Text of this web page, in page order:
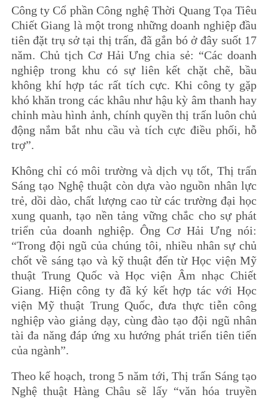
Công ty Cổ phần Công nghệ Thời Quang Tọa Tiêu
Chiết Giang là một trong những doanh nghiệp đầu
tiên đặt trụ sở tại thị trấn, đã gắn bó ở đây suốt 17
năm. Chủ tịch Cơ Hải Ưng chia sẻ: “Các doanh
nghiệp trong khu có sự liên kết chặt chẽ, bầu
không khí hợp tác rất tích cực. Khi công ty gặp
khó khăn trong các khâu như hậu kỳ âm thanh hay
chỉnh màu hình ảnh, chính quyền thị trấn luôn chủ
động nắm bắt nhu cầu và tích cực điều phối, hỗ
trợ”.
Không chỉ có môi trường và dịch vụ tốt, Thị trấn
Sáng tạo Nghệ thuật còn dựa vào nguồn nhân lực
trẻ, dồi dào, chất lượng cao từ các trường đại học
xung quanh, tạo nền tảng vững chắc cho sự phát
triển của doanh nghiệp. Ông Cơ Hải Ưng nói:
“Trong đội ngũ của chúng tôi, nhiều nhân sự chủ
chốt về sáng tạo và kỹ thuật đến từ Học viện Mỹ
thuật Trung Quốc và Học viện Âm nhạc Chiết
Giang. Hiện công ty đã ký kết hợp tác với Học
viện Mỹ thuật Trung Quốc, đưa thực tiễn công
nghiệp vào giảng dạy, cùng đào tạo đội ngũ nhân
tài đa năng đáp ứng xu hướng phát triển tiên tiến
của ngành”.
Theo kế hoạch, trong 5 năm tới, Thị trấn Sáng tạo
Nghệ thuật Hàng Châu sẽ lấy “văn hóa truyền